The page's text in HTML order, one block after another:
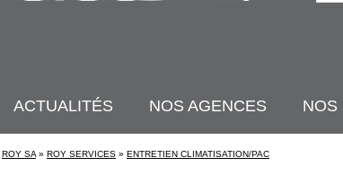
ACTUALITÉS NOS AGENCES NOS
ROY SA » ROY SERVICES » ENTRETIEN CLIMATISATION/PAC